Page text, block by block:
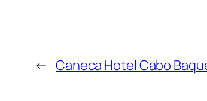
← Caneca Hotel Cabo